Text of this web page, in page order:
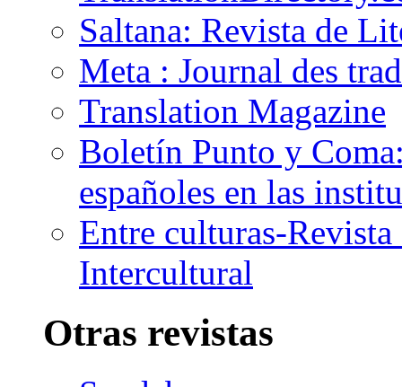
Saltana: Revista de
Meta : Journal des
Translation Magazine
Boletín Punto y
españoles en las
Entre culturas-
Intercultural
Otras revistas